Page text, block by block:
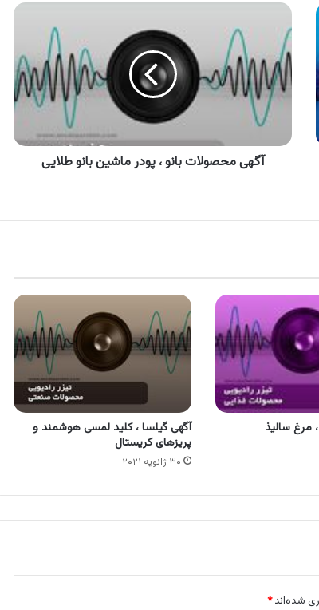
آگهی
محصولات
بانو
،
پودر
ماشین
آگهی محصولات بانو ، پودر ماشین بانو طلایی
مرغ سالیذ
آگهی گیلسا ، کلید لمسی هوشمند و
پریزهای کریستال
۳۰ ژانویه ۲۰۲۱
شده‌اند*